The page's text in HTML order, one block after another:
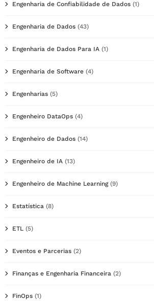
Engenharia de Confiabilidade de Dados (1)
Engenharia de Dados (43)
Engenharia de Dados Para IA (1)
Engenharia de Software (4)
Engenharias (5)
Engenheiro DataOps (4)
Engenheiro de Dados (14)
Engenheiro de IA (13)
Engenheiro de Machine Learning(9)
Estatística (8)
ETL (5)
Eventos e Parcerias (2)
Finanças e Engenharia Financeira (2)
FinOps (1)